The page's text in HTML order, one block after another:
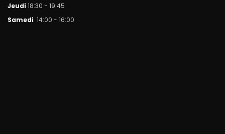
Jeudi 18:30 - 19:45
Samedi 14:00 - 16:00